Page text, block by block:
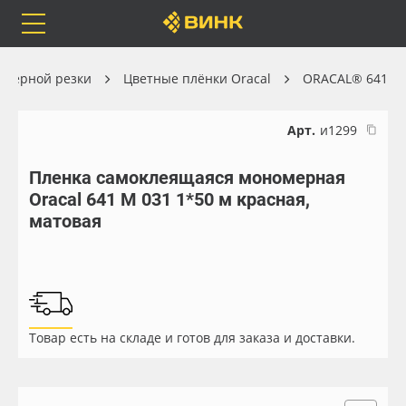
Каталог
Orafol
Доставка
Весь каталог
Рулонные материалы
Листовые материалы
резки Цветные плёнки Oracal ORACAL® 641
Арт. и1299
Пленка самоклеящаяся мономерная
Oracal 641 M 031 1*50 м красная,
матовая
Товар есть на складе и готов для заказа и доставки.